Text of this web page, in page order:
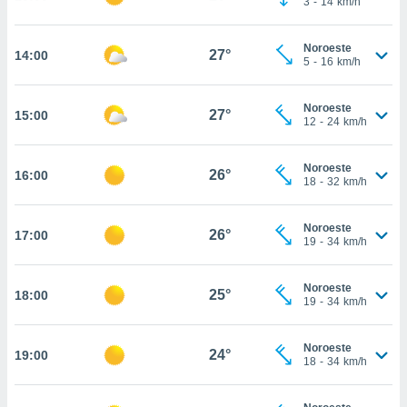
caso,
cookies
ou
ao
14:00 27°
Noroeste
5 - 16 km/h
15:00 27°
Noroeste
12 - 24 km/h
16:00 26°
Noroeste
18 - 32 km/h
17:00 26°
Noroeste
19 - 34 km/h
18:00 25°
Noroeste
19 - 34 km/h
19:00 24°
Noroeste
18 - 34 km/h